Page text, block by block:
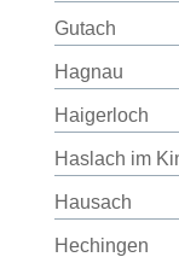
Gutach
Hagnau
Haigerloch
Haslach im
Hausach
Hechingen